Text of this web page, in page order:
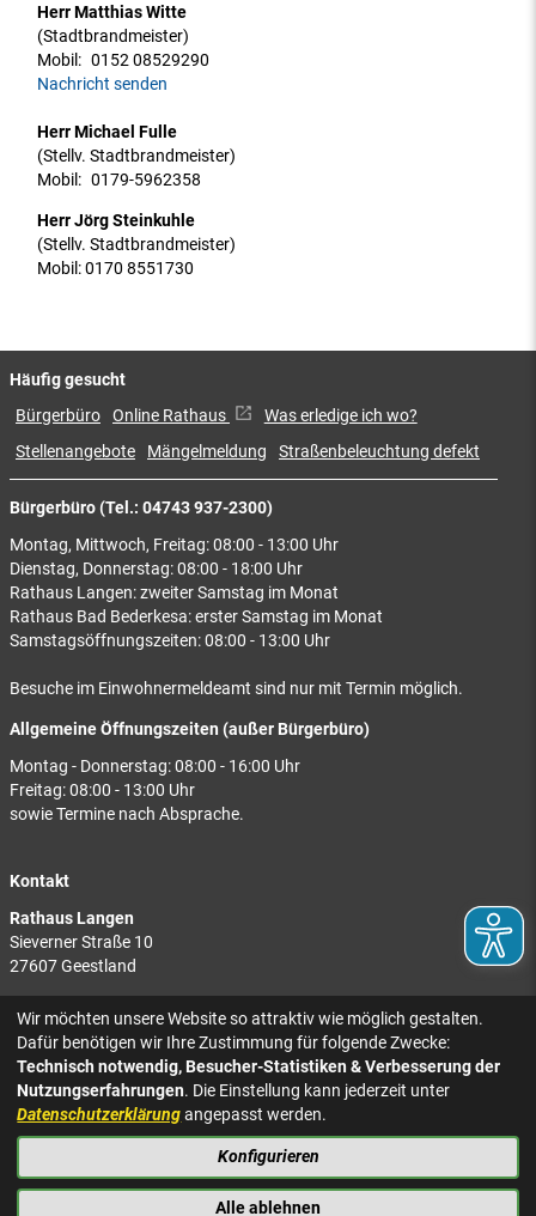
Herr Matthias Witte
(Stadtbrandmeister)
Mobil: 0152 08529290
Nachricht senden
Herr Michael Fulle
(Stellv. Stadtbrandmeister)
Mobil: 0179-5962358
Herr Jörg Steinkuhle
(Stellv. Stadtbrandmeister)
Mobil: 0170 8551730
Bürgerbüro (Tel.: 04743 937-2300)
Montag, Mittwoch, Freitag: 08:00 - 13:00 Uhr
Dienstag, Donnerstag: 08:00 - 18:00 Uhr
Rathaus Langen: zweiter Samstag im Monat
Rathaus Bad Bederkesa: erster Samstag im Monat
Samstagsöffnungszeiten: 08:00 - 13:00 Uhr
Besuche im Einwohnermeldeamt sind nur mit Termin möglich.
Allgemeine Öffnungszeiten (außer Bürgerbüro)
Montag - Donnerstag: 08:00 - 16:00 Uhr
Freitag: 08:00 - 13:00 Uhr
sowie Termine nach Absprache.
Kontakt
Rathaus Langen
Sieverner Straße 10
27607 Geestland
Rathaus Bad Bederkesa
Am Markt 8
27624 Geestland
Tel.: 04743 937-2300
Häufig gesucht
Bürgerbüro Online Rathaus
Was erledige ich wo?
Stellenangebote
Mängelmeldung Straßenbeleuchtung defekt
KONTAKT
IMPRESSUM
NACH OBEN
Wir möchten unsere Website so attraktiv wie möglich gestalten.
Dafür benötigen wir Ihre Zustimmung für folgende Zwecke:
Technisch notwendig, Besucher-Statistiken & Verbesserung der
Nutzungserfahrungen. Die Einstellung kann jederzeit unter
Datenschutzerklärungangepasst werden.
Konfigurieren
Alle ablehnen